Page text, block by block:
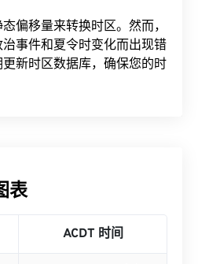
偏移量来转换时区。然而，
事件和夏令时变化而出现错
新时区数据库，确保您的时
表
ACDT 时间